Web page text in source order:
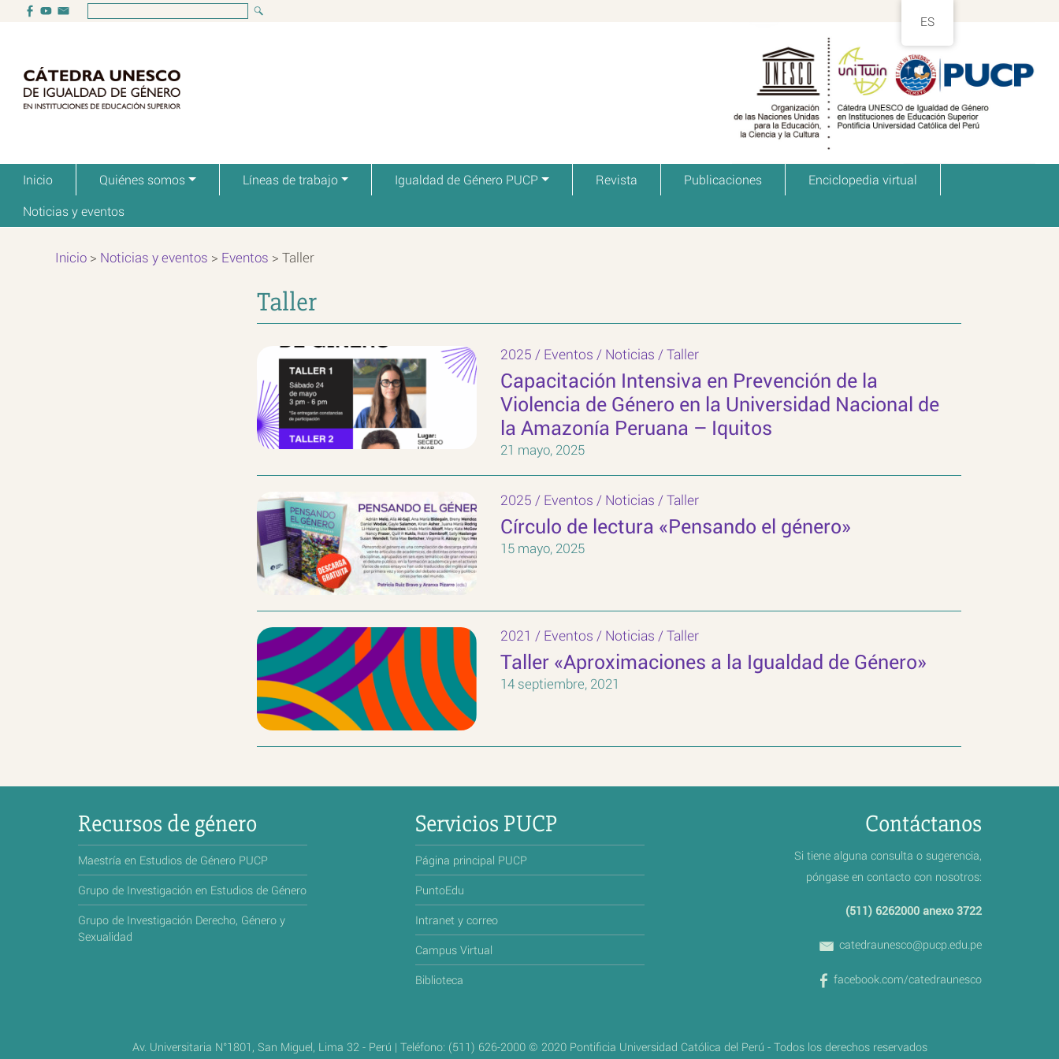
Inicio Quiénes somos Líneas de trabajo Igualdad de Género PUCP Revista Publicaciones
Enciclopedia virtual
Noticias y eventos
Inicio> Noticias y eventos > Eventos > Taller
Taller
2025 / Eventos / Noticias /Taller
Capacitación Intensiva en Prevención de la
Violencia de Género en la Universidad Nacional de
la Amazonía Peruana – Iquitos
21 mayo, 2025
2025 / Eventos / Noticias /Taller
Círculo de lectura «Pensando el género»
15 mayo, 2025
2021 / Eventos / Noticias /Taller
Taller «Aproximaciones a la Igualdad de Género»
14 septiembre, 2021
Recursos de género
Maestría en Estudios de Género PUCP
Grupo de Investigación en Estudios de Género
Grupo de Investigación Derecho, Género y
Sexualidad
Servicios PUCP
Página principal PUCP
PuntoEdu
Intranet y correo
Campus Virtual
Biblioteca
Contáctanos
Si tiene alguna consulta o sugerencia,
póngase en contacto con nosotros:
(511) 6262000 anexo 3722
catedraunesco@pucp.edu.pe
facebook.com/catedraunesco
Av. Universitaria N°1801, San Miguel, Lima 32 - Perú | Teléfono: (511) 626-2000 © 2020 Pontificia Universidad Católica del Perú - Todos los derechos reservados
ES